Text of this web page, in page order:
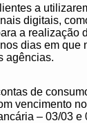
a
digitais,
a realização
dias em que
agências.
de
vencimento
– 03/03 e